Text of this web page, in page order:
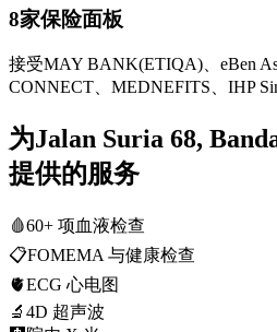
8家保险面板
接受MAY BANK(ETIQA)、eBen
CONNECT、MEDNEFITS、IHP
为Jalan Suria 68,
提供的服务
🩸60+ 项血液检查
📋FOMEMA 与健康检查
🫀ECG 心电图
🔬 4D 超声波